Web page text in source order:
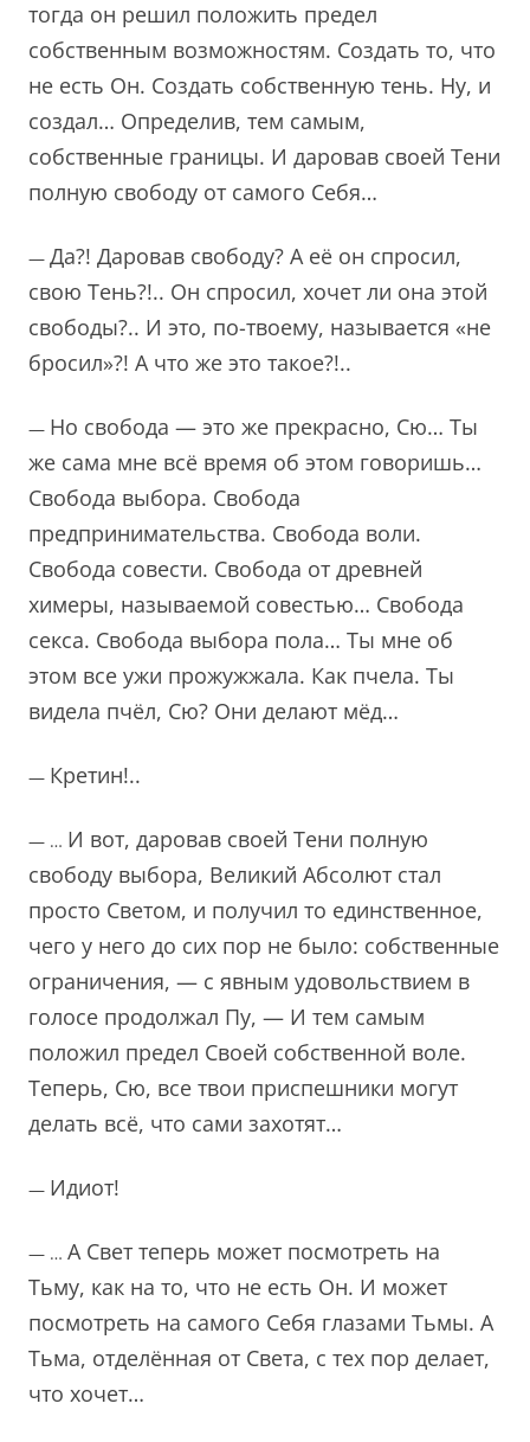
тогда он решил положить предел
собственным возможностям. Создать то, что
не есть Он. Создать собственную тень. Ну, и
создал… Определив, тем самым,
собственные границы. И даровав своей Тени
полную свободу от самого Себя…
— Да?! Даровав свободу? А её он спросил,
свою Тень?!.. Он спросил, хочет ли она этой
свободы?.. И это, по-твоему, называется «не
бросил»?! А что же это такое?!..
— Но свобода — это же прекрасно, Сю… Ты
же сама мне всё время об этом говоришь…
Свобода выбора. Свобода
предпринимательства. Свобода воли.
Свобода совести. Свобода от древней
химеры, называемой совестью… Свобода
секса. Свобода выбора пола… Ты мне об
этом все ужи прожужжала. Как пчела. Ты
видела пчёл, Сю? Они делают мёд…
— Кретин!..
— … И вот, даровав своей Тени полную
свободу выбора, Великий Абсолют стал
просто Светом, и получил то единственное,
чего у него до сих пор не было: собственные
ограничения, — с явным удовольствием в
голосе продолжал Пу, — И тем самым
положил предел Своей собственной воле.
Теперь, Сю, все твои приспешники могут
делать всё, что сами захотят…
— Идиот!
— … А Свет теперь может посмотреть на
Тьму, как на то, что не есть Он. И может
посмотреть на самого Себя глазами Тьмы. А
Тьма, отделённая от Света, с тех пор делает,
что хочет…